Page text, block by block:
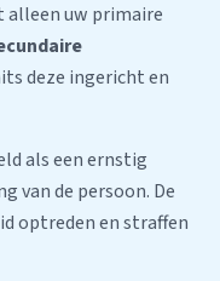
alleen uw primaire
deze ingericht en
als een ernstig
van de persoon. De
optreden en straffen